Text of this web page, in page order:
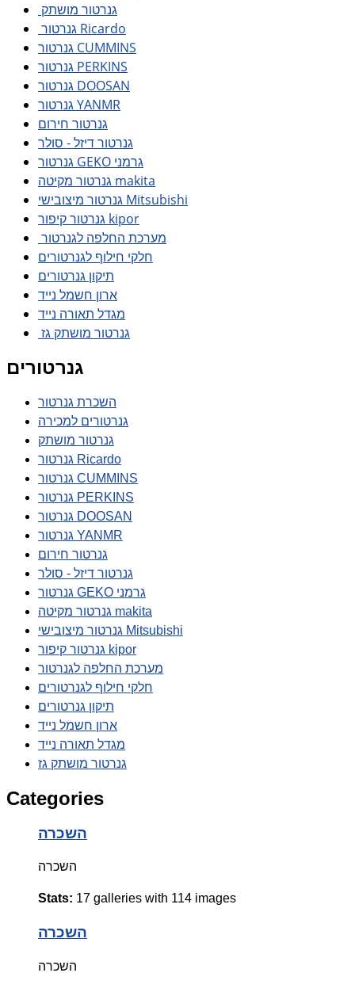
גנרטור מושתק
גנרטור Ricardo
גנרטור CUMMINS
גנרטור PERKINS
גנרטור DOOSAN
גנרטור YANMR
גנרטור חירום
גנרטור דיזל - סולר
גנרטור GEKO גרמני
גנרטור מקיטה makita
גנרטור מיצובישי Mitsubishi
גנרטור קיפור kipor
מערכת החלפה לגנרטור
חלקי חילוף לגנרטורים
תיקון גנרטורים
ארון חשמל נייד
מגדל תאורה נייד
גנרטור מושתק גז
גנרטורים
השכרת גנרטור
גנרטורים למכירה
גנרטור מושתק
גנרטור Ricardo
גנרטור CUMMINS
גנרטור PERKINS
גנרטור DOOSAN
גנרטור YANMR
גנרטור חירום
גנרטור דיזל - סולר
גנרטור GEKO גרמני
גנרטור מקיטה makita
גנרטור מיצובישי Mitsubishi
גנרטור קיפור kipor
מערכת החלפה לגנרטור
חלקי חילוף לגנרטורים
תיקון גנרטורים
ארון חשמל נייד
מגדל תאורה נייד
גנרטור מושתק גז
Categories
השכרה
השכרה
Stats: 17 galleries with 114 images
השכרה
השכרה